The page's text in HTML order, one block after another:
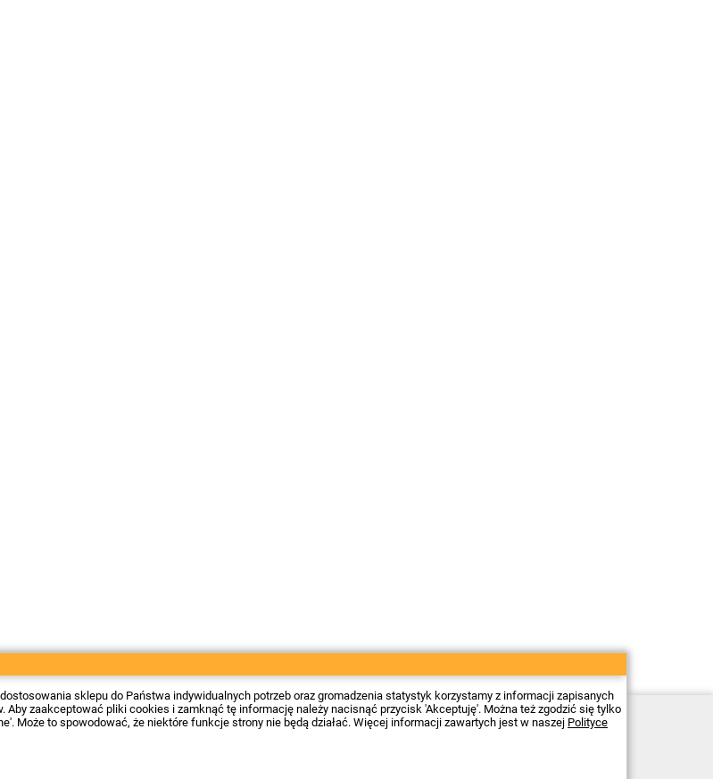
Sklep elektroniczny Firma Piekarz Sp. z o.o.
ul. Wólczyńska 206
sklepu do Państwa indywidualnych potrzeb oraz gromadzenia statystyk korzystamy z informacji zapisanych
zaakceptować pliki cookies i zamknąć tę informację należy nacisnąć przycisk 'Akceptuję'. Można też zgodzić się tylko
Może to spowodować, że niektóre funkcje strony nie będą działać. Więcej informacji zawartych jest w naszej Polityce